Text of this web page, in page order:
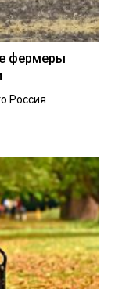
фермеры
Россия